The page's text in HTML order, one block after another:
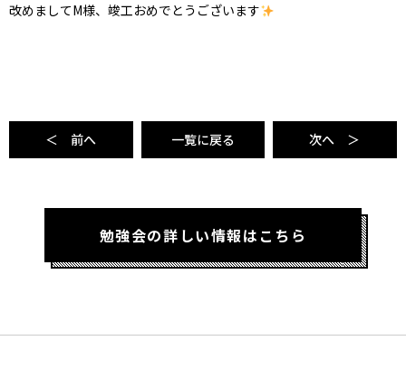
改めましてM様、竣工おめでとうございます
＜ 前へ 一覧に戻る 次へ ＞
勉強会の詳しい情報はこちら